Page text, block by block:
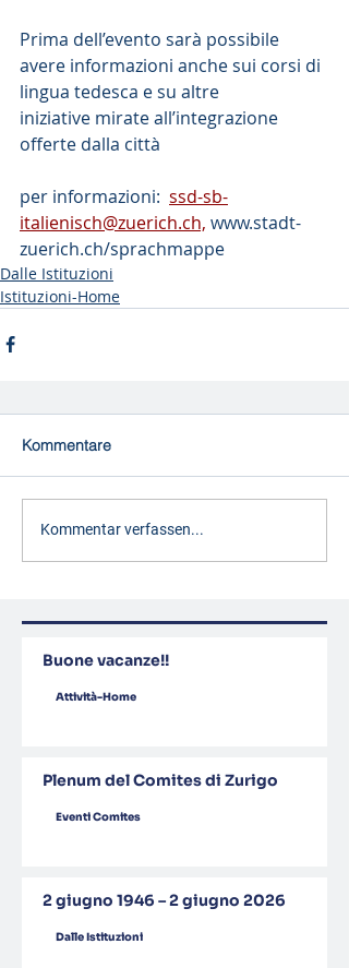
Prima dell’evento sarà possibile
avere informazioni anche sui corsi di
lingua tedesca e su altre
iniziative mirate all’integrazione
offerte dalla città
per informazioni: ssd-sb-
italienisch@zuerich.ch, www.stadt-
zuerich.ch/sprachmappe
Dalle Istituzioni
Istituzioni-Home
Kommentare
Kommentar verfassen...
Buone vacanze!!
Attività-Home
Plenum del Comites di Zurigo
Eventi Comites
2 giugno 1946 – 2 giugno 2026
Dalle Istituzioni